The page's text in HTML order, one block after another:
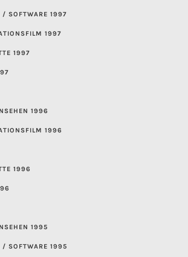
/ SOFTWARE 1997
1997
1997
1996
1996
1996
1995
/ SOFTWARE 1995